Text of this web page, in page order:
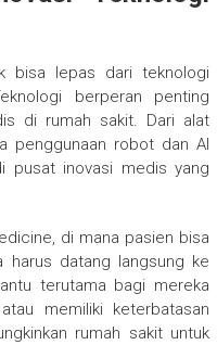
bisa lepas dari teknologi
berperan penting
di rumah sakit. Dari alat
penggunaan robot dan AI
pusat inovasi medis yang
di mana pasien bisa
harus datang langsung ke
terutama bagi mereka
memiliki keterbatasan
rumah sakit untuk